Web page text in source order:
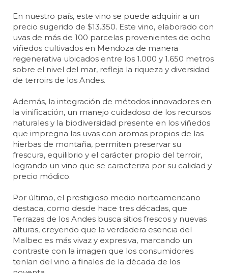
En nuestro país, este vino se puede adquirir a un
precio sugerido de $13.350. Este vino, elaborado con
uvas de más de 100 parcelas provenientes de ocho
viñedos cultivados en Mendoza de manera
regenerativa ubicados entre los 1.000 y 1.650 metros
sobre el nivel del mar, refleja la riqueza y diversidad
de terroirs de los Andes.
Además, la integración de métodos innovadores en
la vinificación, un manejo cuidadoso de los recursos
naturales y la biodiversidad presente en los viñedos
que impregna las uvas con aromas propios de las
hierbas de montaña, permiten preservar su
frescura, equilibrio y el carácter propio del terroir,
logrando un vino que se caracteriza por su calidad y
precio módico.
Por último, el prestigioso medio norteamericano
destaca, como desde hace tres décadas, que
Terrazas de los Andes busca sitios frescos y nuevas
alturas, creyendo que la verdadera esencia del
Malbec es más vivaz y expresiva, marcando un
contraste con la imagen que los consumidores
tenían del vino a finales de la década de los